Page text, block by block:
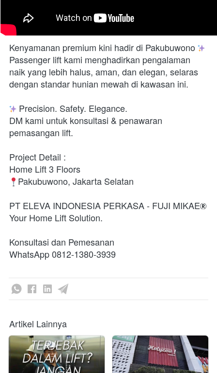
Kenyamanan premium kini hadir di Pakubuwono
Passenger lift kami menghadirkan pengalaman
naik yang lebih halus, aman, dan elegan, selaras
dengan standar hunian mewah di kawasan ini.
Precision. Safety. Elegance.
DM kami untuk konsultasi & penawaran
pemasangan lift.
Project Detail :
Pakubuwono, Jakarta Selatan
PT ELEVA INDONESIA PERKASA - FUJI MIKAE
Your Home Lift Solution.
Konsultasi dan Pemesanan
WhatsApp 0812-1380-3939
Artikel Lainnya